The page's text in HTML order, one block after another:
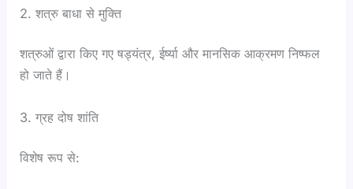
2. शत्रु बाधा से मुक्ति
शत्रुओं द्वारा किए गए षड्यंत्र, ईर्ष्या और मानसिक आक्रमण निष्फल
हो जाते हैं।
3. ग्रह दोष शांति
विशेष रूप से: